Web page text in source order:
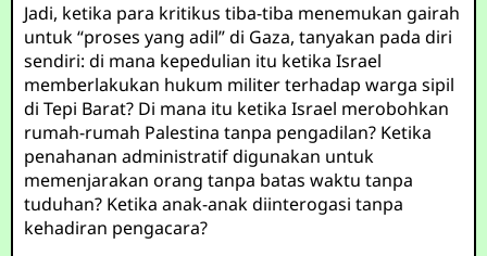
Jadi, ketika para kritikus tiba-tiba menemukan gairah
untuk “proses yang adil” di Gaza, tanyakan pada diri
sendiri: di mana kepedulian itu ketika Israel
memberlakukan hukum militer terhadap warga sipil
di Tepi Barat? Di mana itu ketika Israel merobohkan
rumah-rumah Palestina tanpa pengadilan? Ketika
penahanan administratif digunakan untuk
memenjarakan orang tanpa batas waktu tanpa
tuduhan? Ketika anak-anak diinterogasi tanpa
kehadiran pengacara?